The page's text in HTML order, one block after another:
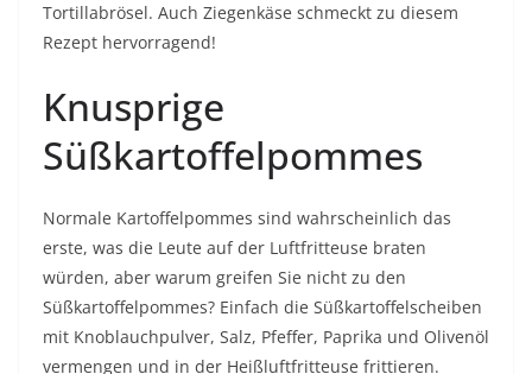
Tortillabrösel. Auch Ziegenkäse schmeckt zu diesem
Rezept hervorragend!
Knusprige
Süßkartoffelpommes
Normale Kartoffelpommes sind wahrscheinlich das
erste, was die Leute auf der Luftfritteuse braten
würden, aber warum greifen Sie nicht zu den
Süßkartoffelpommes? Einfach die Süßkartoffelscheiben
mit Knoblauchpulver, Salz, Pfeffer, Paprika und Olivenöl
vermengen und in der Heißluftfritteuse frittieren.